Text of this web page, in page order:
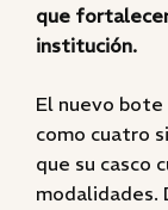
que
institución.
El nuevo
como cuatro
que su casco
modalidades.